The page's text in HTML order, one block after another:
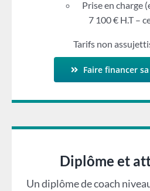
Prise en charge
7 100 € H.T –
Tarifs non
Faire financer
Diplôme et
Un diplôme de coach